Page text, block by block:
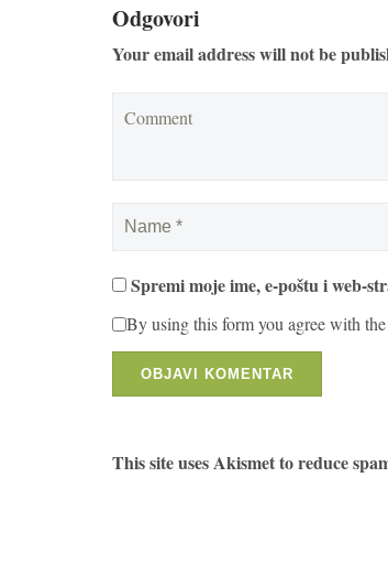
Odgovori
Your email address will not be
Spremi moje ime, e-poštu i web-
By using this form you agree with
This site uses Akismet to reduce